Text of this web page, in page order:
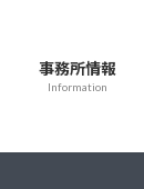
事務所情報
Information